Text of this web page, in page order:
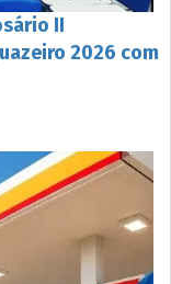
II
2026 com